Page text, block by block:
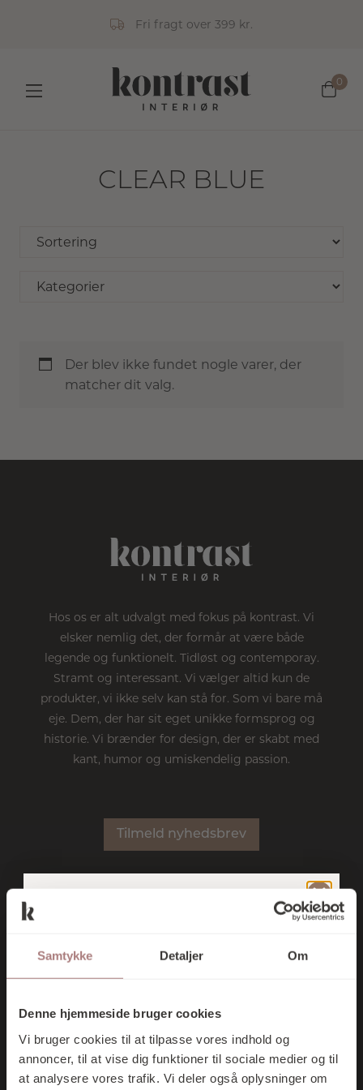
Samtykke Detaljer Om
Denne hjemmeside bruger cookies
Vi bruger cookies til at tilpasse vores indhold og
annoncer, til at vise dig funktioner til sociale medier og til
at analysere vores trafik. Vi deler også oplysninger om
Fri fragt over 399 kr.
0
CLEAR BLUE
Der blev ikke fundet nogle varer, der
matcher dit valg.
Hos os er alt udvalgt med fokus på kontrast. Vi
elsker nemlig det, der formår at være både
legende og funktionelt. Tidløst og contemporay.
Stramt og interessant. Vi vælger altid kun de
produkter, vi ikke selv kan stå for. Som vi bare må
eje. Dem, der har sit eget unikke formsprog og
historie. Vi brænder for design, der er skabt med
kant, humor og umiskendelig passion.
Tilmeld nyhedsbrev
BRANDS
75 52 24 35
butik@kontrast-interior.dk
TILMELD DIG
VORES
NYHEDSBREV
OG FÅ 10% I
RABAT PÅ DIT
FØRSTE KØB